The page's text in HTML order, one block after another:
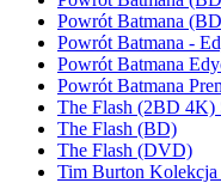
Powrót Batmana
Powrót Batmana -
Powrót Batmana
Powrót Batmana
The Flash (2BD 4K)
The Flash (BD)
The Flash (DVD)
Tim Burton